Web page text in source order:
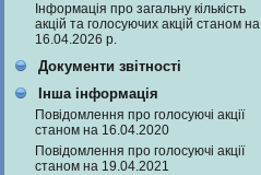
Інформація про загальну кількість
акцій та голосуючих акцій станом на
16.04.2026 р.
Документи звітності
Інша інформація
Повідомлення про голосуючі акції
станом на 16.04.2020
Повідомлення про голосуючі акції
станом на 19.04.2021